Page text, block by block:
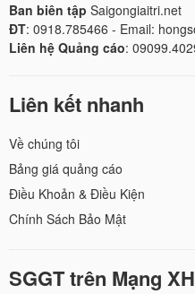
Ban biên tập Saigongiaitri.net
ĐT: 0918.785466 - Email:
Liên hệ Quảng cáo:
Liên kết nhanh
Về chúng tôi
Bảng giá quảng cáo
Điều Khoản & Điều Kiện
Chính Sách Bảo Mật
SGGT trên Mạng XH